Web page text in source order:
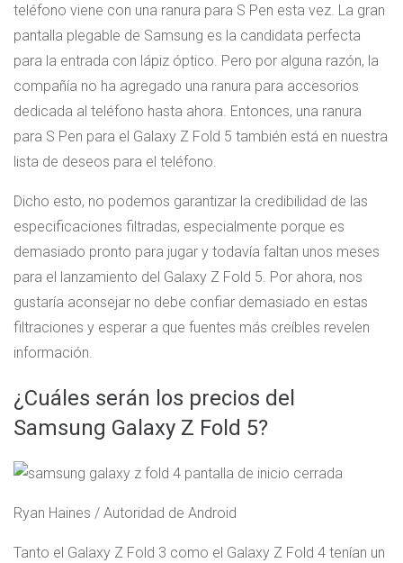
teléfono viene con una ranura para S Pen esta vez. La gran
pantalla plegable de Samsung es la candidata perfecta
para la entrada con lápiz óptico. Pero por alguna razón, la
compañía no ha agregado una ranura para accesorios
dedicada al teléfono hasta ahora. Entonces, una ranura
para S Pen para el Galaxy Z Fold 5 también está en nuestra
lista de deseos para el teléfono.
Dicho esto, no podemos garantizar la credibilidad de las
especificaciones filtradas, especialmente porque es
demasiado pronto para jugar y todavía faltan unos meses
para el lanzamiento del Galaxy Z Fold 5. Por ahora, nos
gustaría aconsejar no debe confiar demasiado en estas
filtraciones y esperar a que fuentes más creíbles revelen
información.
¿Cuáles serán los precios del
Samsung Galaxy Z Fold 5?
Ryan Haines / Autoridad de Android
Tanto el Galaxy Z Fold 3 como el Galaxy Z Fold 4 tenían un